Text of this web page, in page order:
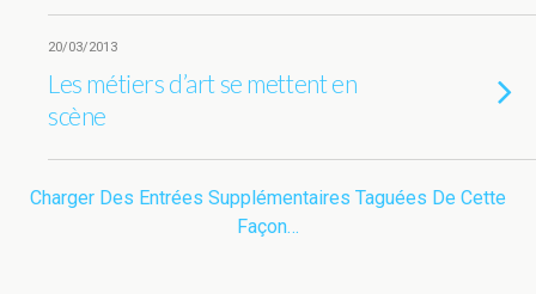
20/03/2013
Les métiers d’art se mettent en
scène
Charger Des Entrées Supplémentaires Taguées De Cette
Façon…